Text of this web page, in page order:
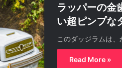
ラッパーの金
い超ピンプな
このダッジラムは
Read More »